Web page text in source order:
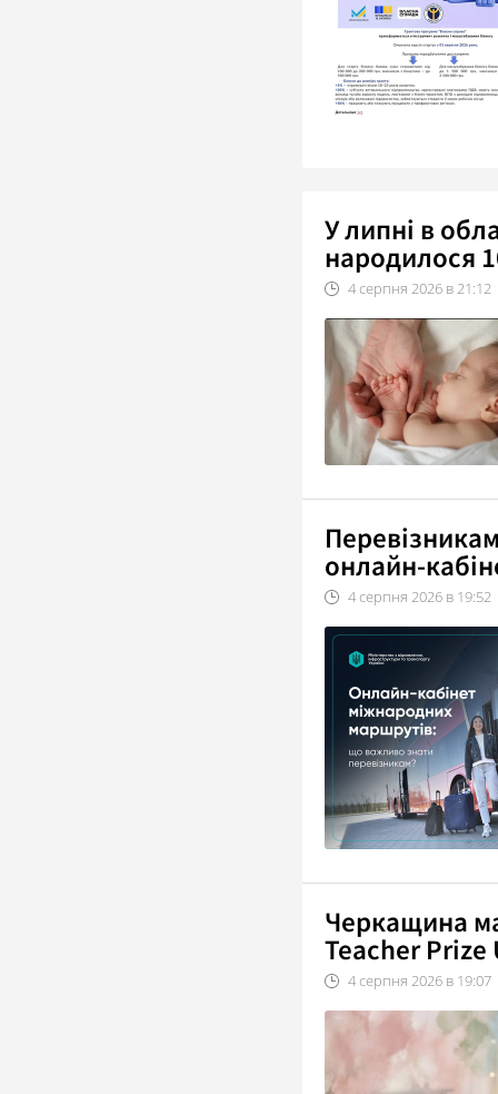
У липні в
народилося
4серпня 2026 в 21:12
онлайн-
4серпня 2026 в 19:52
Черкащина
Teacher Prize
4серпня 2026 в 19:07